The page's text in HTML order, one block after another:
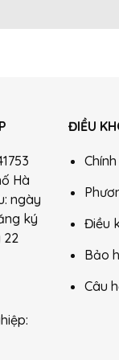
Hà
ngày
ký
22
ĐIỀU
Điều
Bảo
Câu